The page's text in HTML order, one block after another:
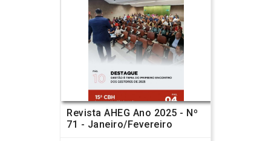
Revista AHEG Ano 2025 - Nº
71 - Janeiro/Fevereiro